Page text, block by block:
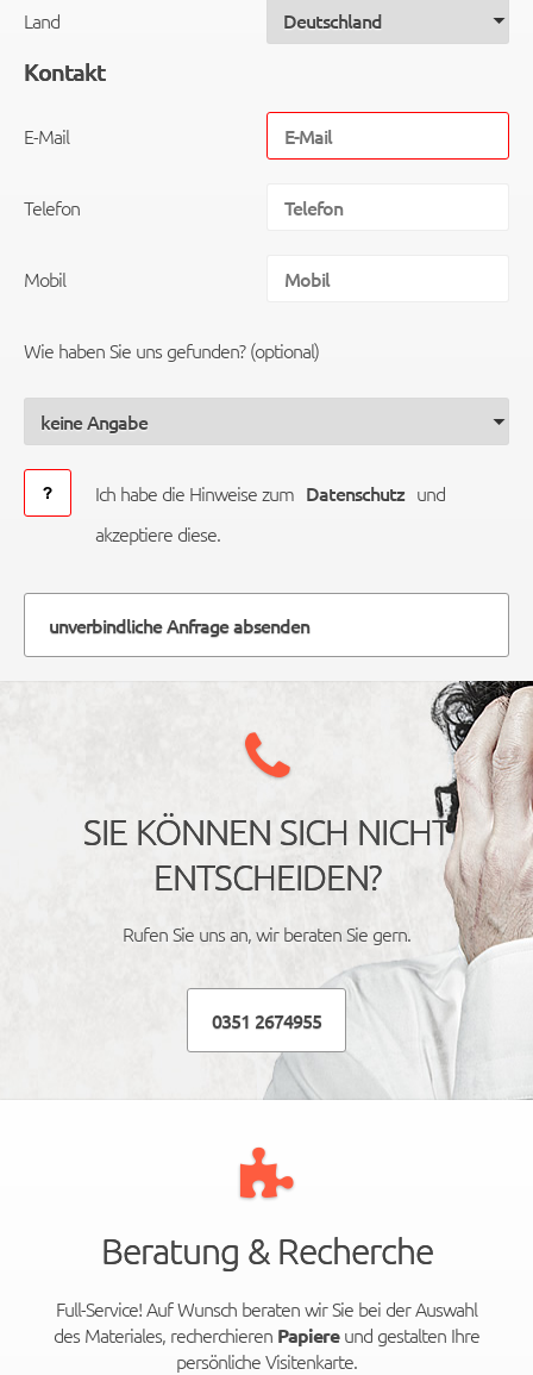
Land
Kontakt
E-Mail
Telefon
Mobil
Wie haben Sie uns gefunden? (optional)
Ich habe die Hinweise zum Datenschutz und
akzeptiere diese.
unverbindliche Anfrage absenden
SIE KÖNNEN SICH NICHT
ENTSCHEIDEN?
Rufen Sie uns an, wir beraten Sie gern.
0351 2674955
Beratung & Recherche
Full-Service! Auf Wunsch beraten wir Sie bei der Auswahl
des Materiales, recherchieren Papiereund gestalten Ihre
persönliche Visitenkarte.